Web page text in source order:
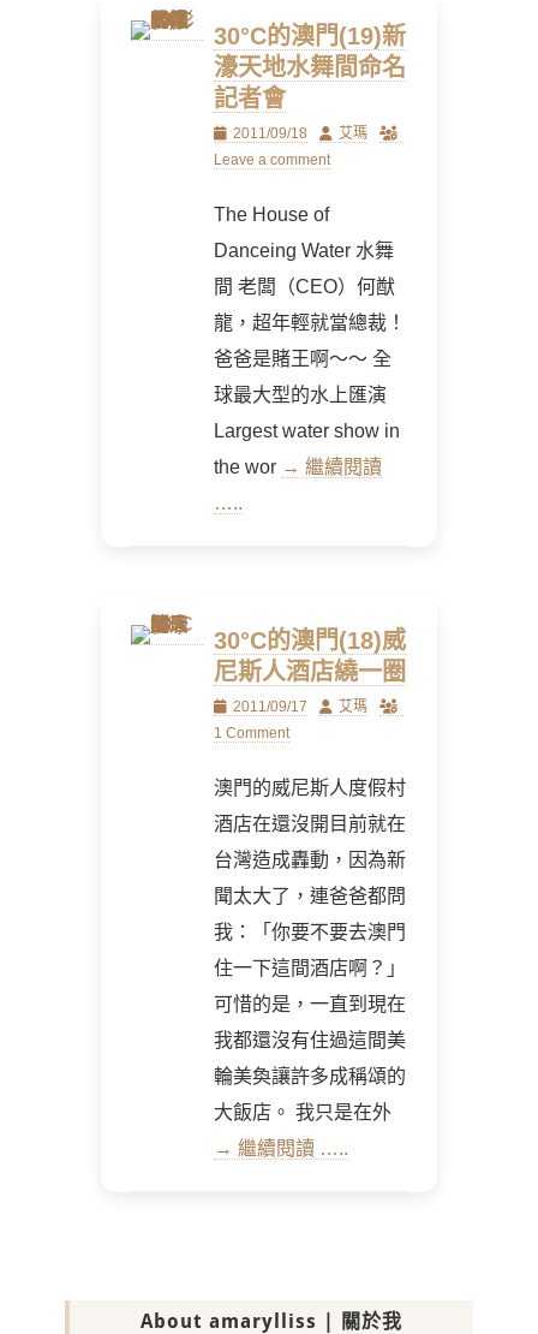
30°C的澳門(19)新
濠天地水舞間命名
記者會
Posted
on
2011/09/18 Author
艾瑪
Leave a comment
The House of
Danceing Water 水舞
間 老闆（CEO）何猷
龍，超年輕就當總裁！
爸爸是賭王啊～～ 全
球最大型的水上匯演
Largest water show in
the wor → 繼續閱讀
…..
30°C的澳門(18)威
尼斯人酒店繞一圈
Posted
on
2011/09/17 Author
艾瑪
1 Comment
澳門的威尼斯人度假村
酒店在還沒開目前就在
台灣造成轟動，因為新
聞太大了，連爸爸都問
我：「你要不要去澳門
住一下這間酒店啊？」
可惜的是，一直到現在
我都還沒有住過這間美
輪美奐讓許多成稱頌的
大飯店。 我只是在外
→ 繼續閱讀 …..
About amarylliss | 關於我